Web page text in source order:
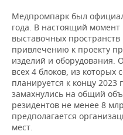
Медпромпарк был
года. В настоящий
выставочных
привлечению к проекту
изделий и оборудования.
всех 4 блоков, из которых
планируется к концу
замахнулись на общий
резидентов не менее 8
предполагается
мест.